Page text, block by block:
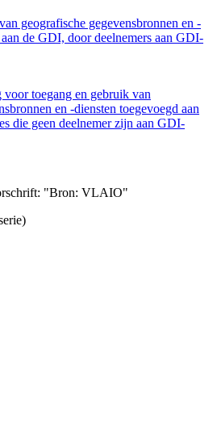
geografische gegevensbronnen en -
de GDI, door deelnemers aan GDI-
voor toegang en gebruik van
en -diensten toegevoegd aan
die geen deelnemer zijn aan GDI-
"Bron: VLAIO"